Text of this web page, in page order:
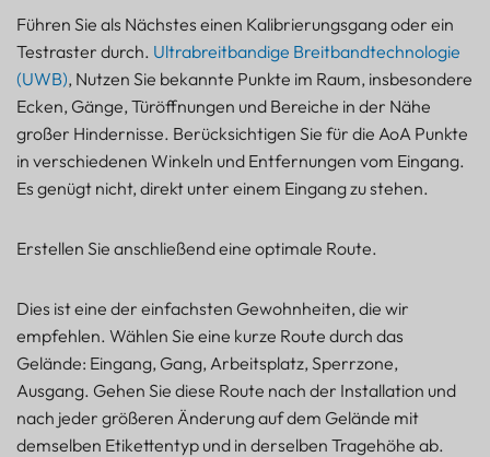
Führen Sie als Nächstes einen Kalibrierungsgang oder ein
Testraster durch. Ultrabreitbandige Breitbandtechnologie
(UWB), Nutzen Sie bekannte Punkte im Raum, insbesondere
Ecken, Gänge, Türöffnungen und Bereiche in der Nähe
großer Hindernisse. Berücksichtigen Sie für die AoA Punkte
in verschiedenen Winkeln und Entfernungen vom Eingang.
Es genügt nicht, direkt unter einem Eingang zu stehen.
Erstellen Sie anschließend eine optimale Route.
Dies ist eine der einfachsten Gewohnheiten, die wir
empfehlen. Wählen Sie eine kurze Route durch das
Gelände: Eingang, Gang, Arbeitsplatz, Sperrzone,
Ausgang. Gehen Sie diese Route nach der Installation und
nach jeder größeren Änderung auf dem Gelände mit
demselben Etikettentyp und in derselben Tragehöhe ab.